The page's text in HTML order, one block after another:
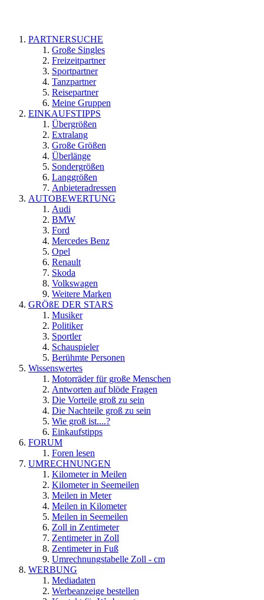
PARTNERSUCHE
Große Singles
Freizeitpartner
Sportpartner
Tanzpartner
Reisepartner
Meine Gruppen
EINKAUFSTIPPS
Übergrößen
Extralang
Große Größen
Überlänge
Sondergrößen
Langgrößen
Anbieteradressen
AUTOBEWERTUNG
Audi
BMW
Ford
Mercedes Benz
Opel
Renault
Skoda
Volkswagen
Weitere Marken
GRÖßE DER STARS
Musiker
Politiker
Sportler
Schauspieler
Berühmte Personen
Wissenswertes
Motorräder für große Menschen
Antworten auf blöde Fragen
Die Vorteile groß zu sein
Die Nachteile groß zu sein
Wie groß ist....?
Einkaufstipps
FORUM
Foren lesen
UMRECHNUNGEN
Kilometer in Meilen
Kilometer in Seemeilen
Meilen in Meter
Meilen in Kilometer
Meilen in Seemeilen
Zoll in Zentimeter
Zentimeter in Zoll
Zentimeter in Fuß
Umrechnungstabelle Zoll - cm
WERBUNG
Mediadaten
Werbeanzeige bestellen